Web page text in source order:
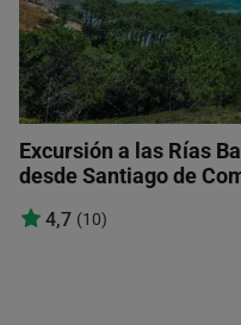
Excursión a las Rías
desde Santiago de
4,7 (10)